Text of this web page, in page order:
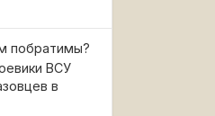
побратимы?
ВСУ
в